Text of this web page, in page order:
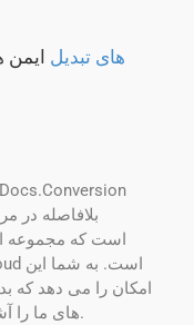
CF2 APIهای تبدیل ایمن
امکان را می دهد که
عملیات را امتحان کنید. API های ما را آشکار می کند.